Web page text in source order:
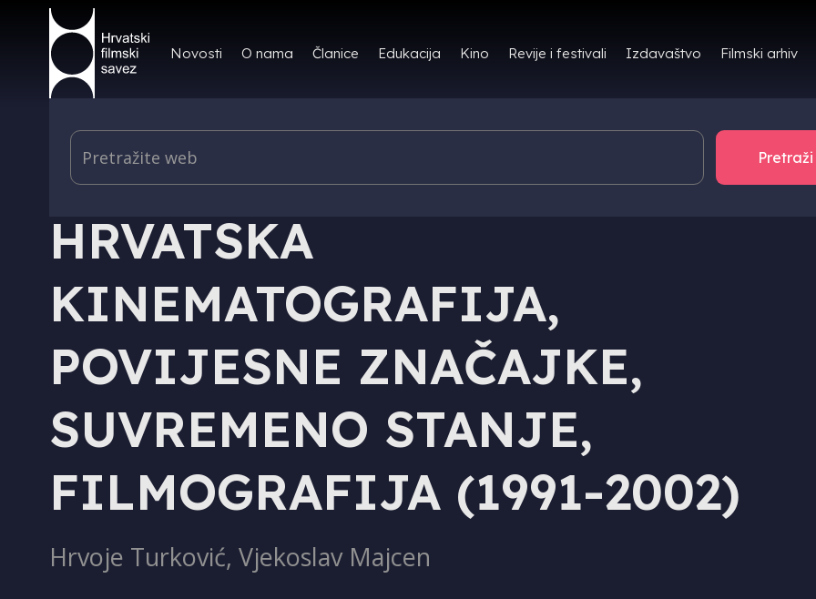
Novosti O nama Članice Edukacija Kino Revije i festivali Izdavaštvo Filmski arhiv
IZDAVAŠTVO - KNJIGE
HRVATSKA
KINEMATOGRAFIJA,
POVIJESNE ZNAČAJKE,
SUVREMENO STANJE,
FILMOGRAFIJA (1991-2002)
Hrvoje Turković, Vjekoslav Majcen